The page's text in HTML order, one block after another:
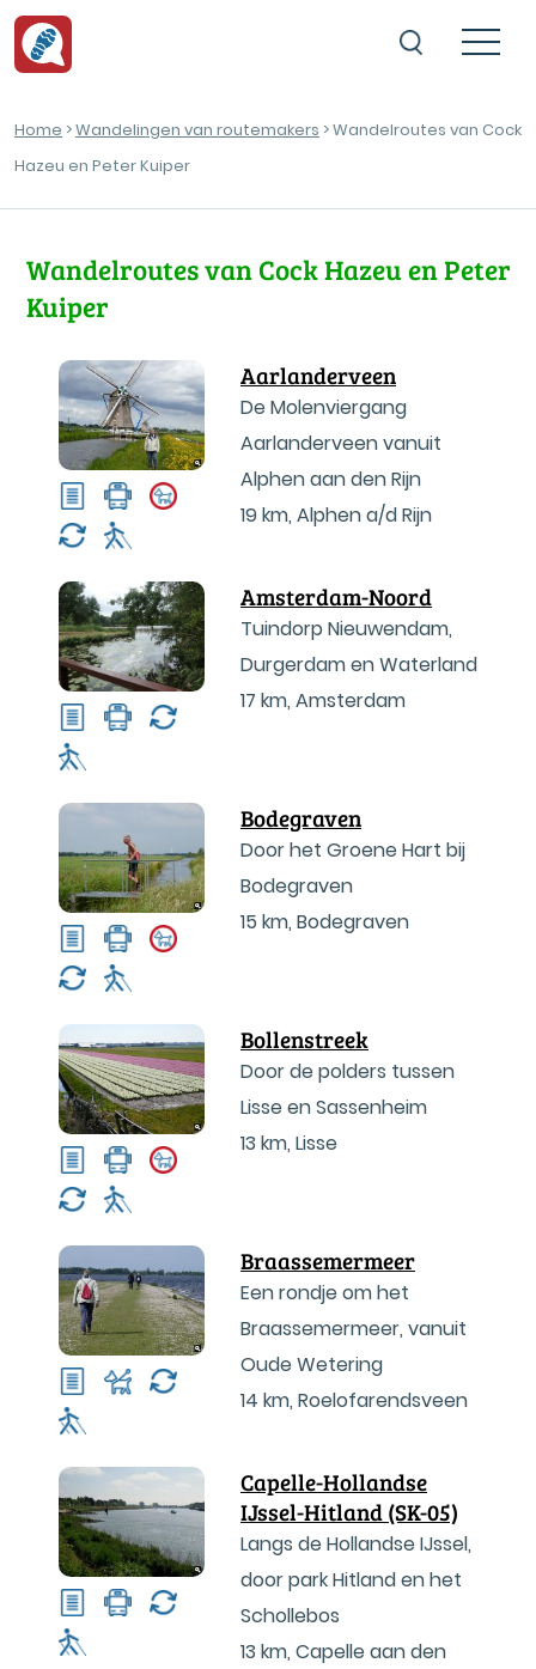
Home >Wandelingen van routemakers > Wandelroutes van Cock
Hazeu en Peter Kuiper
Wandelroutes van Cock Hazeu en Peter
Kuiper
Aarlanderveen
De Molenviergang
Aarlanderveen vanuit
Alphen aan den Rijn
19 km, Alphen a/d Rijn
Amsterdam-Noord
Tuindorp Nieuwendam,
Durgerdam en Waterland
17 km, Amsterdam
Bodegraven
Door het Groene Hart bij
Bodegraven
15 km, Bodegraven
Bollenstreek
Door de polders tussen
Lisse en Sassenheim
13 km, Lisse
Braassemermeer
Een rondje om het
Braassemermeer, vanuit
Oude Wetering
14 km, Roelofarendsveen
Capelle-Hollandse
IJssel-Hitland (SK-05)
Langs de Hollandse IJssel,
door park Hitland en het
Schollebos
13 km, Capelle aan den